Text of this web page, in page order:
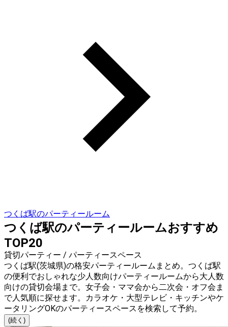
つくば駅のパーティールーム
つくば駅のパーティールームおすすめ
TOP20
貸切パーティー / パーティースペース
つくば駅(茨城県)の格安パーティールームまとめ。つくば駅
の便利でおしゃれな少人数向けパーティールームから大人数
向けの貸切会場まで。女子会・ママ会から二次会・オフ会ま
で人気順に探せます。カラオケ・大型テレビ・キッチンやケ
ータリングOKのパーティースペースを検索して予約。
(続く)